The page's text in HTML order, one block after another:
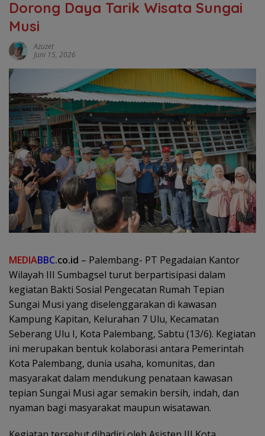
Dorong Daya Tarik Wisata Sungai
Musi
Azuzet
Juni 15, 2026
MEDIABBC.co.id – Palembang- PT Pegadaian Kantor
Wilayah III Sumbagsel turut berpartisipasi dalam
kegiatan Bakti Sosial Pengecatan Rumah Tepian
Sungai Musi yang diselenggarakan di kawasan
Kampung Kapitan, Kelurahan 7 Ulu, Kecamatan
Seberang Ulu I, Kota Palembang, Sabtu (13/6). Kegiatan
ini merupakan bentuk kolaborasi antara Pemerintah
Kota Palembang, dunia usaha, komunitas, dan
masyarakat dalam mendukung penataan kawasan
tepian Sungai Musi agar semakin bersih, indah, dan
nyaman bagi masyarakat maupun wisatawan.